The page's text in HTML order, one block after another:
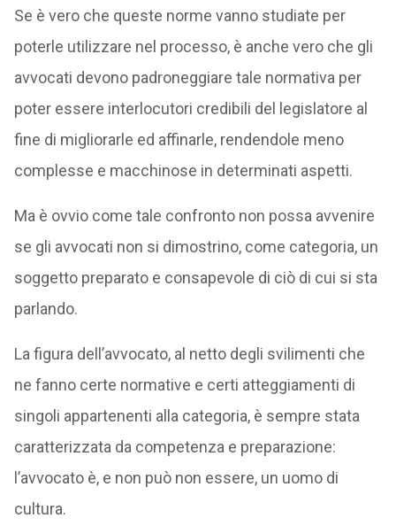
Se è vero che queste norme vanno studiate per
poterle utilizzare nel processo, è anche vero che gli
avvocati devono padroneggiare tale normativa per
poter essere interlocutori credibili del legislatore al
fine di migliorarle ed affinarle, rendendole meno
complesse e macchinose in determinati aspetti.
Ma è ovvio come tale confronto non possa avvenire
se gli avvocati non si dimostrino, come categoria, un
soggetto preparato e consapevole di ciò di cui si sta
parlando.
La figura dell’avvocato, al netto degli svilimenti che
ne fanno certe normative e certi atteggiamenti di
singoli appartenenti alla categoria, è sempre stata
caratterizzata da competenza e preparazione:
l’avvocato è, e non può non essere, un uomo di
cultura.